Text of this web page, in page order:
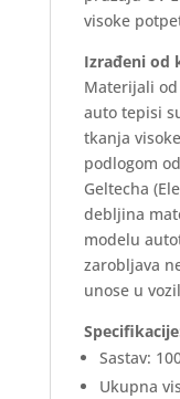
visoke
Izrađeni od
Materijali
auto tepisi
tkanja
podlogom
Geltecha
debljina
modelu
zarobljava
unose u
Sastav:
Ukupna